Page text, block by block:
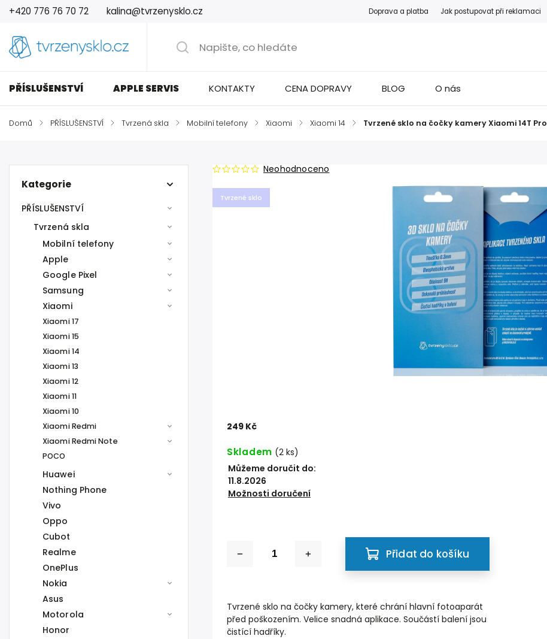
+420 776 76 70 72 kalina@tvrzenysklo.cz Doprava a platba Jak postupovat při reklamaci
PŘÍSLUŠENSTVÍ APPLE SERVIS KONTAKTY CENA DOPRAVY BLOG O nás
Domů / PŘÍSLUŠENSTVÍ / Tvrzená skla / Mobilní telefony / Xiaomi / Xiaomi 14 / Tvrzené sklo na čočky kamery Xiaomi 14T Pro
Kategorie
PŘÍSLUŠENSTVÍ
Tvrzená skla
Mobilní telefony
Apple
Google Pixel
Samsung
Xiaomi
Xiaomi 17
Xiaomi 15
Xiaomi 14
Xiaomi 13
Xiaomi 12
Xiaomi 11
Xiaomi 10
Xiaomi Redmi
Xiaomi Redmi Note
POCO
Huawei
Nothing Phone
Vivo
Oppo
Cubot
Realme
OnePlus
Nokia
Asus
Motorola
Honor
Tvrzené sklo
Neohodnoceno
249 Kč
Skladem (2 ks)
Můžeme doručit do:
11.8.2026
Možnosti doručení
Přidat do košíku
Tvrzené sklo na čočky kamery, které chrání hlavní fotoaparát
před poškozením. Velice snadná aplikace. Součástí balení jsou
čistící hadříky.